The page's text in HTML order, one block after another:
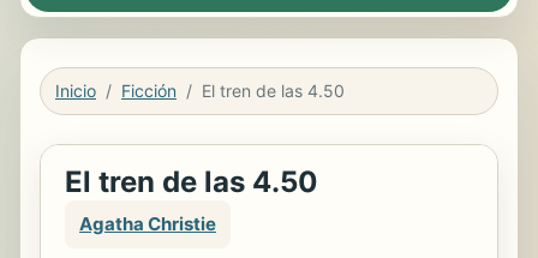
Inicio Ficción El tren de las 4.50
El tren de las 4.50
Agatha Christie